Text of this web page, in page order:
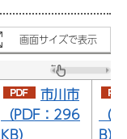
画面サイズで表示
市川市
（PDF：296
KB）
（
B）